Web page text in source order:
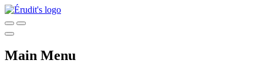
Main Menu